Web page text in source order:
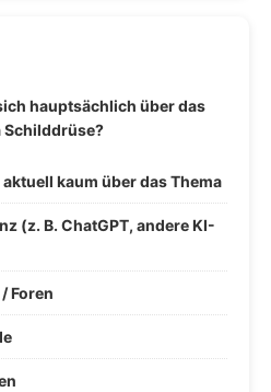
hauptsächlich über das
Schilddrüse?
kaum über das Thema
(z. B. ChatGPT, andere KI-
Foren